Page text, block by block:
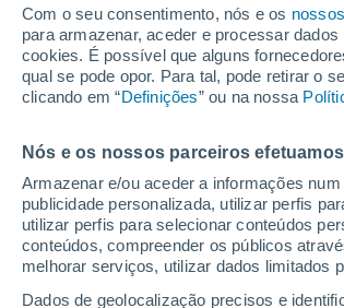
Com o seu consentimento, nós e os
para armazenar, aceder e processar
cookies. É possível que alguns
qual se pode opor. Para tal, pode retirar o
clicando em “Definições” ou na nossa
Nós e os nossos parceiros
Armazenar e/ou aceder a informações
publicidade personalizada, utilizar perfis
utilizar perfis para selecionar conteúdos
conteúdos, compreender os públicos
melhorar serviços, utilizar dados limitados
Dados de geolocalização precisos e
Porbandar